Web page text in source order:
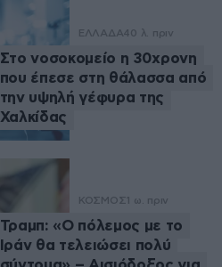
ΕΛΛΑΔΑ40 λ. πριν
Στο νοσοκομείο η 30χρονη
που έπεσε στη θάλασσα από
την υψηλή γέφυρα της
Χαλκίδας
ΚΟΣΜΟΣ 1 ω. πριν
Τραμπ: «Ο πόλεμος με το
Ιράν θα τελειώσει πολύ